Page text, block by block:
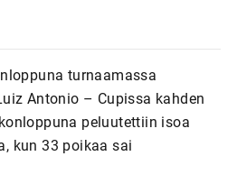
turnaamassa
Antonio – Cupissa kahden
peluutettiin isoa
kun 33 poikaa sai